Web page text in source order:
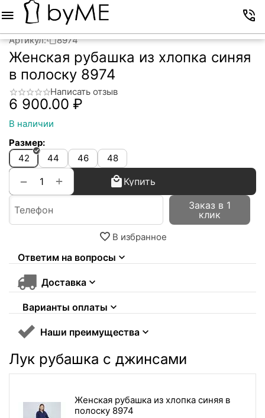
Артикул: 8974
Женская рубашка из хлопка синяя
в полоску 8974
Написать отзыв
6 900.00 ₽
В наличии
Размер:
42
44 46 48
+
−
Купить
Заказ в 1
клик
В избранное
Ответим на вопросы
Доставка
Варианты оплаты
Наши преимущества
Лук рубашка с джинсами
Женская рубашка из хлопка синяя в
полоску 8974
Меню Корзина Контакты